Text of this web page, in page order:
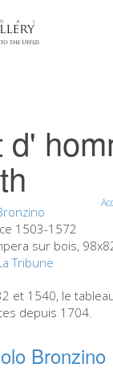
Événements et
L' avis des visiteurs
la Galerie
Réserver
Visite virtuelle
Les Oeuvres
Les Salles
d'
1503-1572
sur bois,
Tribune
et 1540, le
depuis 1704.
Bronzino